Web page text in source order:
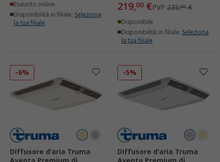
Esaurito online
Disponibilità in filiale: Seleziona
la tua filiale
219,00 €PVP 235,00€
Disponibile
Disponibilità in filiale: Seleziona
la tua filiale
-6%
Diffusore d'aria Truma
-5%
Diffusore d'aria Truma